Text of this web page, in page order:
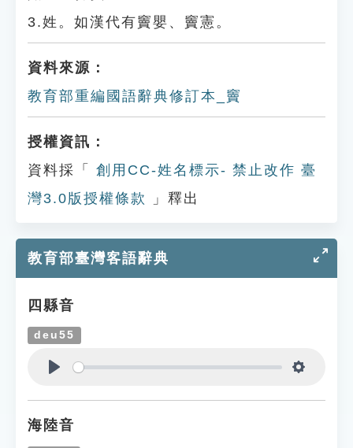
3.姓。如漢代有竇嬰、竇憲。
資料來源：
教育部重編國語辭典修訂本_竇
授權資訊：
資料採「
創用CC-姓名標示- 禁止改作 臺
灣3.0版授權條款
」釋出
教育部臺灣客語辭典
四縣音
deu55
海陸音